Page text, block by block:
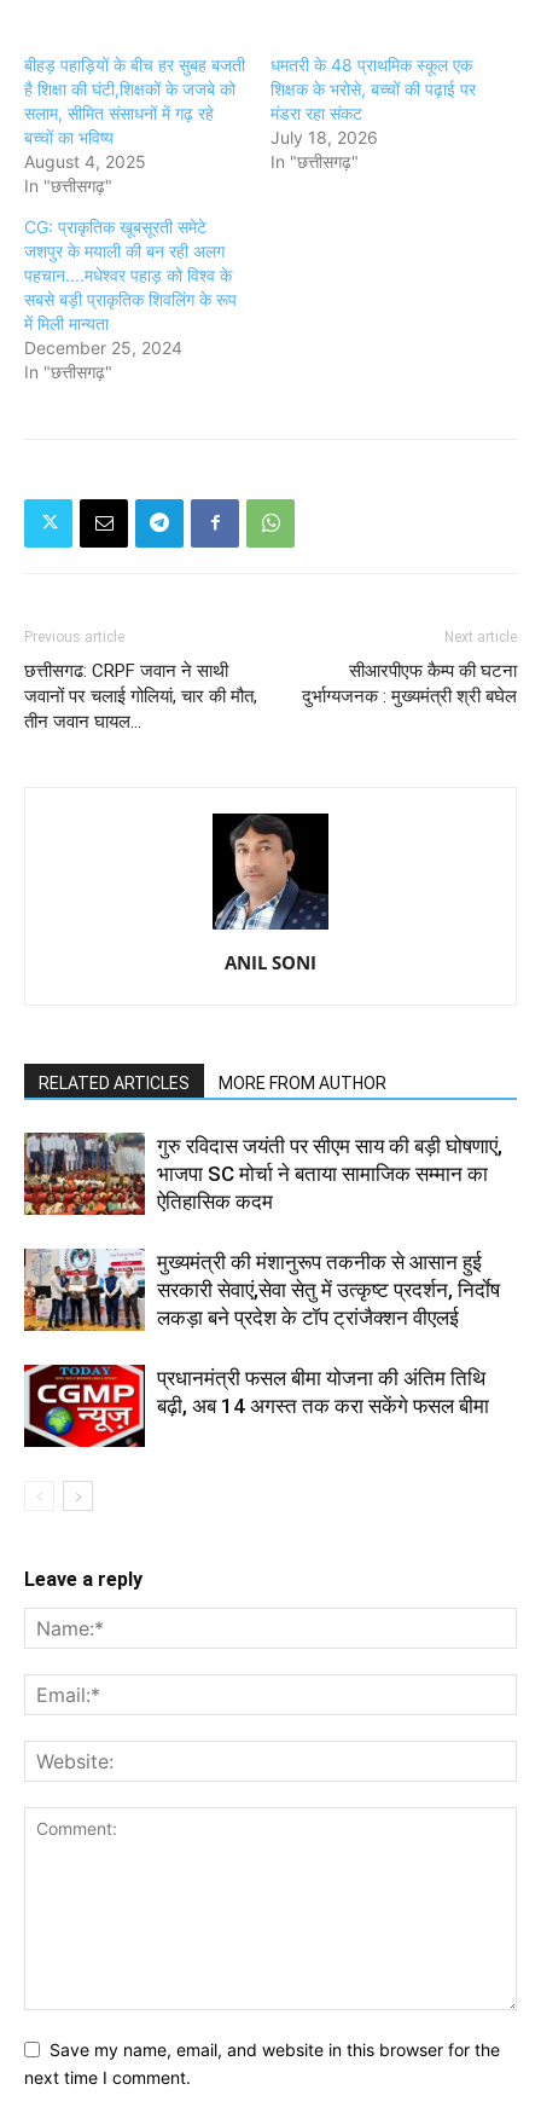
बीहड़ पहाड़ियों के बीच हर सुबह बजती
है शिक्षा की घंटी,शिक्षकों के जजबे को
सलाम, सीमित संसाधनों में गढ़ रहे
बच्चों का भविष्य
August 4, 2025
In "छत्तीसगढ़"
धमतरी के 48 प्राथमिक स्कूल एक
शिक्षक के भरोसे, बच्चों की पढ़ाई पर
मंडरा रहा संकट
July 18, 2026
In "छत्तीसगढ़"
CG: प्राकृतिक खूबसूरती समेटे
जशपुर के मयाली की बन रही अलग
पहचान....मधेश्वर पहाड़ को विश्व के
सबसे बड़ी प्राकृतिक शिवलिंग के रूप
में मिली मान्यता
December 25, 2024
In "छत्तीसगढ़"
Previous article
छत्तीसगढ: CRPF जवान ने साथी
जवानों पर चलाई गोलियां, चार की मौत,
तीन जवान घायल…
Next article
सीआरपीएफ कैम्प की घटना
दुर्भाग्यजनक : मुख्यमंत्री श्री बघेल
ANIL SONI
RELATED ARTICLES MORE FROM AUTHOR
गुरु रविदास जयंती पर सीएम साय की बड़ी घोषणाएं,
भाजपा SC मोर्चा ने बताया सामाजिक सम्मान का
ऐतिहासिक कदम
मुख्यमंत्री की मंशानुरूप तकनीक से आसान हुई
सरकारी सेवाएं,सेवा सेतु में उत्कृष्ट प्रदर्शन, निर्दाेष
लकड़ा बने प्रदेश के टॉप ट्रांजैक्शन वीएलई
प्रधानमंत्री फसल बीमा योजना की अंतिम तिथि
बढ़ी, अब 14 अगस्त तक करा सकेंगे फसल बीमा
Leave a reply
Save my name, email, and website in this browser for the
next time I comment.